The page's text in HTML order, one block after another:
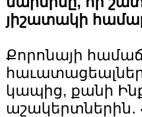
յիշատակի
Քորոնայի
կապից, քանի
աշակերտներին․